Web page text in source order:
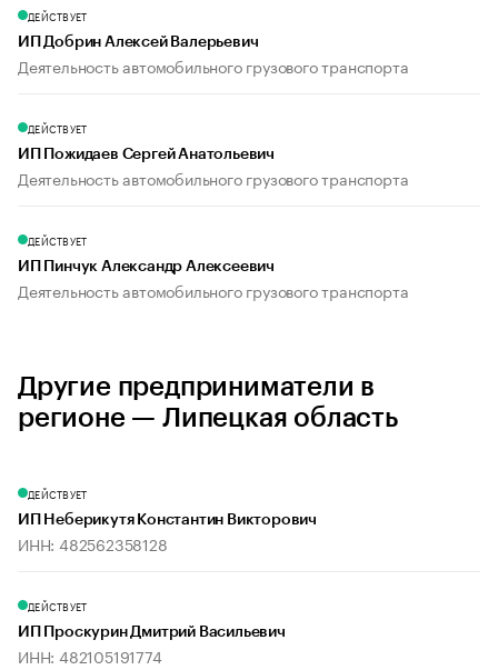
ДЕЙСТВУЕТ
ИП Добрин Алексей Валерьевич
Деятельность автомобильного грузового транспорта
ДЕЙСТВУЕТ
ИП Пожидаев Сергей Анатольевич
Деятельность автомобильного грузового транспорта
ДЕЙСТВУЕТ
ИП Пинчук Александр Алексеевич
Деятельность автомобильного грузового транспорта
Другие предприниматели в
регионе — Липецкая область
ДЕЙСТВУЕТ
ИП Неберикутя Константин Викторович
ИНН: 482562358128
ДЕЙСТВУЕТ
ИП Проскурин Дмитрий Васильевич
ИНН: 482105191774